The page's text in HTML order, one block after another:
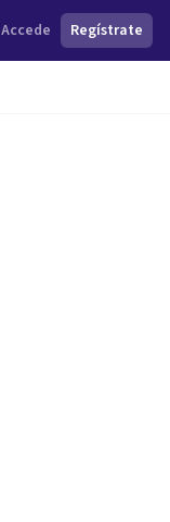
Accede Regístrate